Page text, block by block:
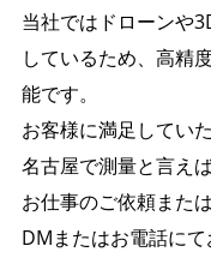
当社ではドローンや
しているため、高精
能です。
お客様に満足してい
名古屋で測量と言え
お仕事のご依頼また
DMまたはお電話に